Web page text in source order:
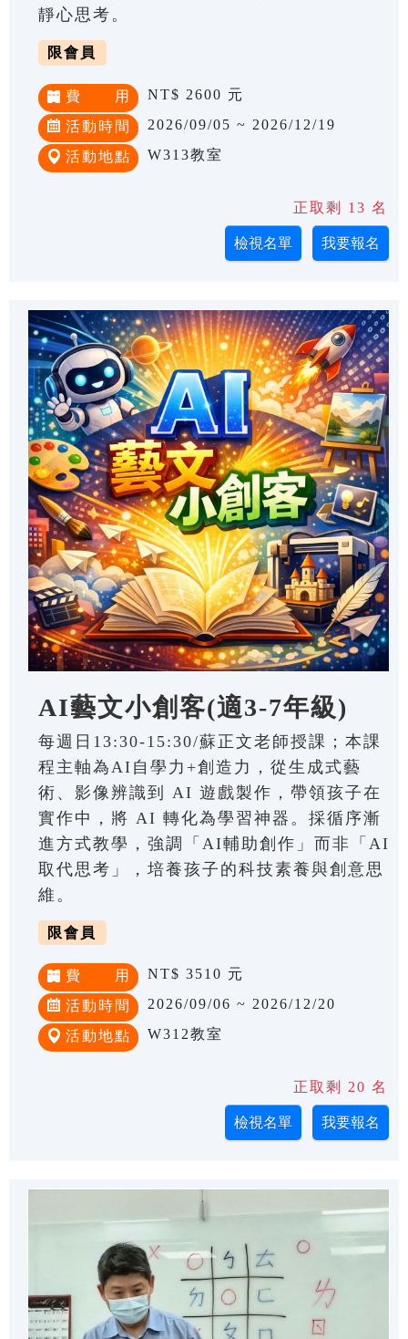
靜心思考。
限會員
費 用 NT$ 2600 元
活動時間 2026/09/05 ~ 2026/12/19
活動地點 W313教室
正取剩 13 名
AI藝文小創客(適3-7年級)
每週日13:30-15:30/蘇正文老師授課；本課
程主軸為AI自學力+創造力，從生成式藝
術、影像辨識到 AI 遊戲製作，帶領孩子在
實作中，將 AI 轉化為學習神器。採循序漸
進方式教學，強調「AI輔助創作」而非「AI
取代思考」，培養孩子的科技素養與創意思
維。
限會員
費 用 NT$ 3510 元
活動時間 2026/09/06 ~ 2026/12/20
活動地點 W312教室
正取剩 20 名